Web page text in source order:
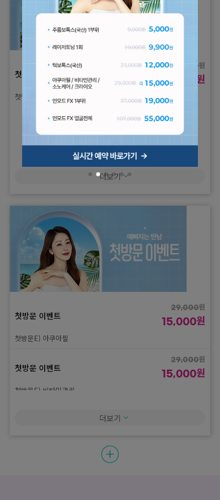
첫방문 이벤트
120,000원
65,000 원
첫방문E) 피코프락셀 나비존
더보기
첫방문 이벤트
29,000원
15,000원
첫방문E) 아쿠아필
첫방문 이벤트
29,000원
15,000원
첫방문E) 비타민관리
더보기